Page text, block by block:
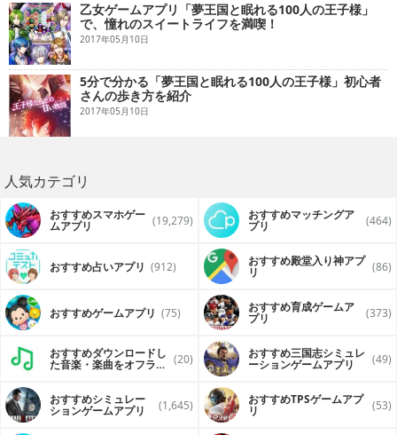
乙女ゲームアプリ「夢王国と眠れる100人の王子様」
で、憧れのスイートライフを満喫！
2017年05月10日
5分で分かる「夢王国と眠れる100人の王子様」初心者
さんの歩き方を紹介
2017年05月10日
人気カテゴリ
おすすめスマホゲー
ムアプリ (19,279) おすすめマッチングア
プリ (464)
おすすめ占いアプリ (912) おすすめ殿堂入り神アプ
リ (86)
おすすめゲームアプリ (75) おすすめ育成ゲームア
プリ (373)
おすすめダウンロードし
た音楽・楽曲をオフライ (20) おすすめ三国志シミュレ
ーションゲームアプリ (49)
おすすめシミュレー
ションゲームアプリ (1,645) おすすめTPSゲームアプ
リ (53)